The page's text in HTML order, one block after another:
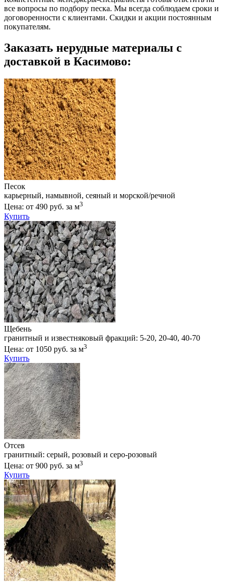
все вопросы по подбору песка. Мы всегда соблюдаем сроки и
договоренности с клиентами. Скидки и акции постоянным
покупателям.
Заказать нерудные материалы с
доставкой в Касимово:
Песок
карьерный, намывной, сеяный и морской/речной
Цена: от 490 руб. за м3
Купить
Щебень
гранитный и известняковый фракций: 5-20, 20-40, 40-70
Цена: от 1050 руб. за м3
Купить
Отсев
гранитный: серый, розовый и серо-розовый
Цена: от 900 руб. за м3
Купить